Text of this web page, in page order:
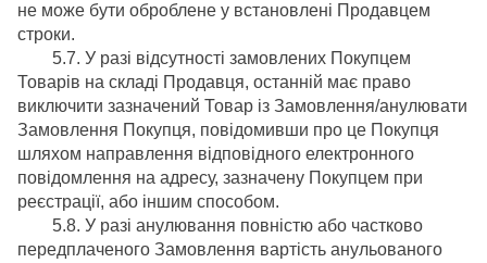
не може бути оброблене у встановлені Продавцем
строки.
5.7. У разі відсутності замовлених Покупцем
Товарів на складі Продавця, останній має право
виключити зазначений Товар із Замовлення/анулювати
Замовлення Покупця, повідомивши про це Покупця
шляхом направлення відповідного електронного
повідомлення на адресу, зазначену Покупцем при
реєстрації, або іншим способом.
5.8. У разі анулювання повністю або частково
передплаченого Замовлення вартість анульованого